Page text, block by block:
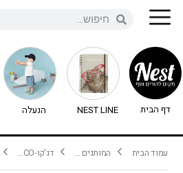
דף הבית NEST LINE הנעלה
עמוד הבית המותגים שלנו דג'קו-DJECO נימיגו